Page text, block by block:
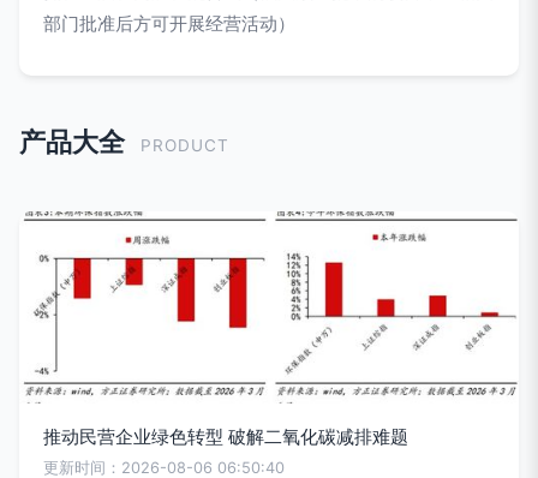
部门批准后方可开展经营活动）
产品大全 PRODUCT
推动民营企业绿色转型 破解二氧化碳减排难题
更新时间：2026-08-06 06:50:40